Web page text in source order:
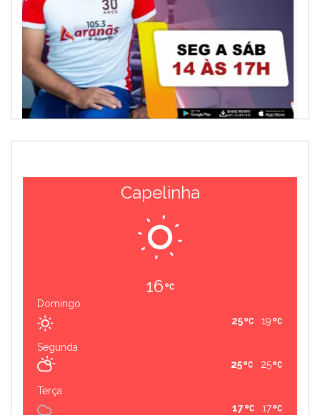
Capelinha
16
Domingo
19
25
Segunda
25
25
Terça
17
17